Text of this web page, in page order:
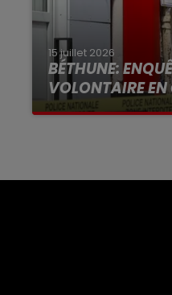
15 juillet 2026
BÉTHUNE:
VOLONTAIRE
Selon les